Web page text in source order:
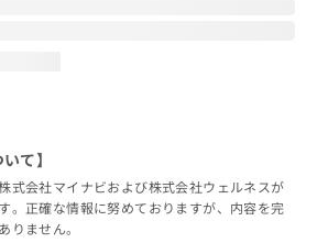
て】
式会社マイナビおよび株式会社ウェルネスが
。正確な情報に努めておりますが、内容を完
りません。